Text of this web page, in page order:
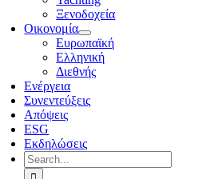
Ξενοδοχεία
Οικονομία
Ευρωπαϊκή
Ελληνική
Διεθνής
Ενέργεια
Συνεντεύξεις
Απόψεις
ESG
Εκδηλώσεις
Search
for: